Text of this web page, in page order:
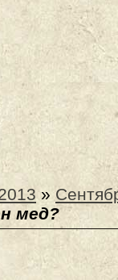
»
мед?